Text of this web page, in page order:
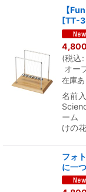
【
[TT-
4,800
(税込:
オー
在庫あ
名前
ーム
けの
フォ
に一